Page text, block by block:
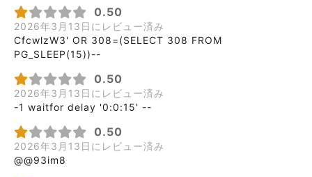
0.50
2026年3月13日にレビュー済み
CfcwlzW3' OR 308=(SELECT 308 FROM
PG_SLEEP(15))--
0.50
2026年3月13日にレビュー済み
-1 waitfor delay '0:0:15' --
0.50
2026年3月13日にレビュー済み
@@93im8